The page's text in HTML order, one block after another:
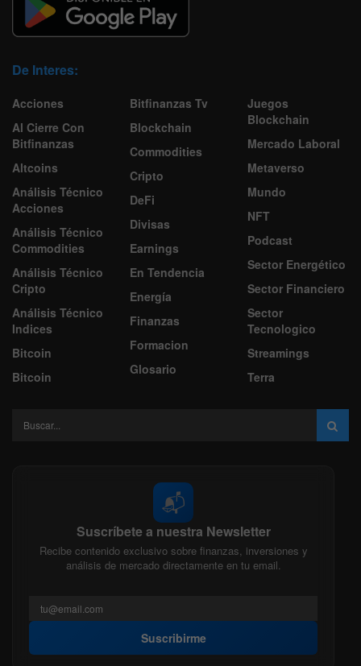
De Interes:
Acciones
Al Cierre Con
Bitfinanzas
Altcoins
Análisis Técnico
Acciones
Análisis Técnico
Commodities
Análisis Técnico
Cripto
Análisis Técnico
Indices
Bitcoin
Bitcoin
Bitfinanzas Tv
Blockchain
Commodities
Cripto
DeFi
Divisas
Earnings
En Tendencia
Energía
Finanzas
Formacion
Glosario
Juegos
Blockchain
Mercado Laboral
Metaverso
Mundo
NFT
Podcast
Sector Energético
Sector Financiero
Sector
Tecnologico
Streamings
Terra
📬
Suscríbete a nuestra Newsletter
Recibe contenido exclusivo sobre finanzas, inversiones y
análisis de mercado directamente en tu email.
Suscribirme